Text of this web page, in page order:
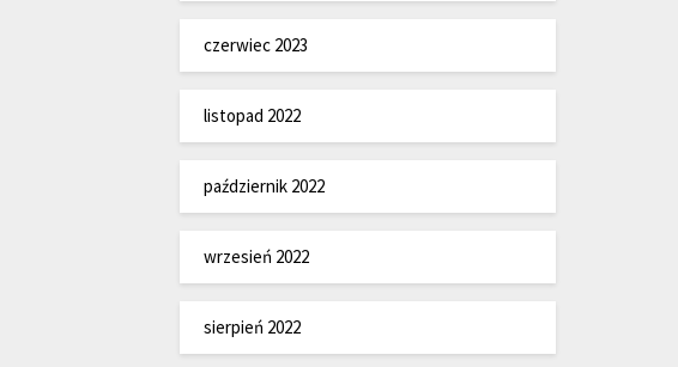
czerwiec 2023
listopad 2022
październik 2022
wrzesień 2022
sierpień 2022